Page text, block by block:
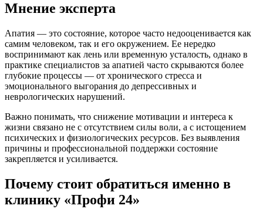
Мнение эксперта
Апатия — это состояние, которое часто недооценивается как
самим человеком, так и его окружением. Ее нередко
воспринимают как лень или временную усталость, однако в
практике специалистов за апатией часто скрываются более
глубокие процессы — от хронического стресса и
эмоционального выгорания до депрессивных и
неврологических нарушений.
Важно понимать, что снижение мотивации и интереса к
жизни связано не с отсутствием силы воли, а с истощением
психических и физиологических ресурсов. Без выявления
причины и профессиональной поддержки состояние
закрепляется и усиливается.
Почему стоит обратиться именно в
клинику «Профи 24»